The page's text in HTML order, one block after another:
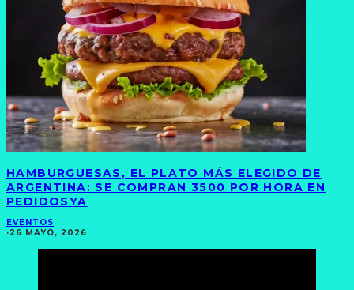
HAMBURGUESAS, EL PLATO MÁS ELEGIDO DE
ARGENTINA: SE COMPRAN 3500 POR HORA EN
PEDIDOSYA
EVENTOS
·26 MAYO, 2026